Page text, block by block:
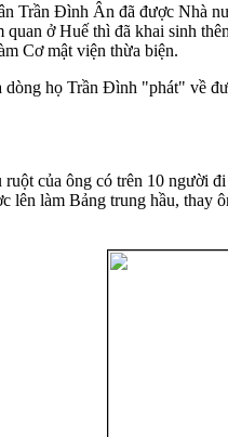
Trần Đình Ân đã được Nhà
ở Huế thì đã khai sinh
Cơ mật viện thừa biện.
họ Trần Đình "phát" về
của ông có trên 10 người
làm Bảng trung hầu,